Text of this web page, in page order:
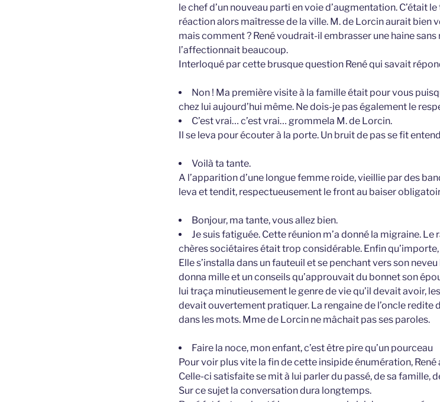
le chef d’un nouveau parti en voie d’augmentation. C’était
réaction alors maîtresse de la ville. M. de Lorcin aurait bien
mais comment ? René voudrait-il embrasser une haine
l’affectionnait beaucoup.
Interloqué par cette brusque question René qui savait
Non ! Ma première visite à la famille était pour vous
chez lui aujourd’hui même. Ne dois-je pas également le
C’est vrai… c’est vrai… grommela M. de Lorcin.
Il se leva pour écouter à la porte. Un bruit de pas se fit
Voilà ta tante.
A l’apparition d’une longue femme roide, vieillie par des
leva et tendit, respectueusement le front au baiser
Bonjour, ma tante, vous allez bien.
Je suis fatiguée. Cette réunion m’a donné la migraine.
chères sociétaires était trop considérable. Enfin qu’importe,
Elle s’installa dans un fauteuil et se penchant vers son
donna mille et un conseils qu’approuvait du bonnet son
lui traça minutieusement le genre de vie qu’il devait avoir,
devait ouvertement pratiquer. La rengaine de l’oncle redite
dans les mots. Mme de Lorcin ne mâchait pas ses paroles.
Faire la noce, mon enfant, c’est être pire qu’un pourceau
Pour voir plus vite la fin de cette insipide énumération,
Celle-ci satisfaite se mit à lui parler du passé, de sa famille,
Sur ce sujet la conversation dura longtemps.